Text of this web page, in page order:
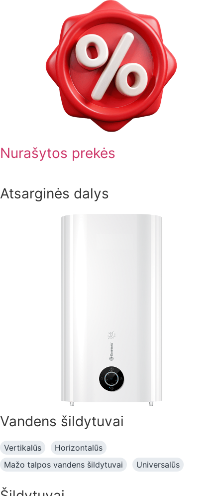
Nurašytos prekės
Atsarginės dalys
Vandens šildytuvai
Vertikalūs
Horizontalūs
Mažo talpos vandens šildytuvai
Universalūs